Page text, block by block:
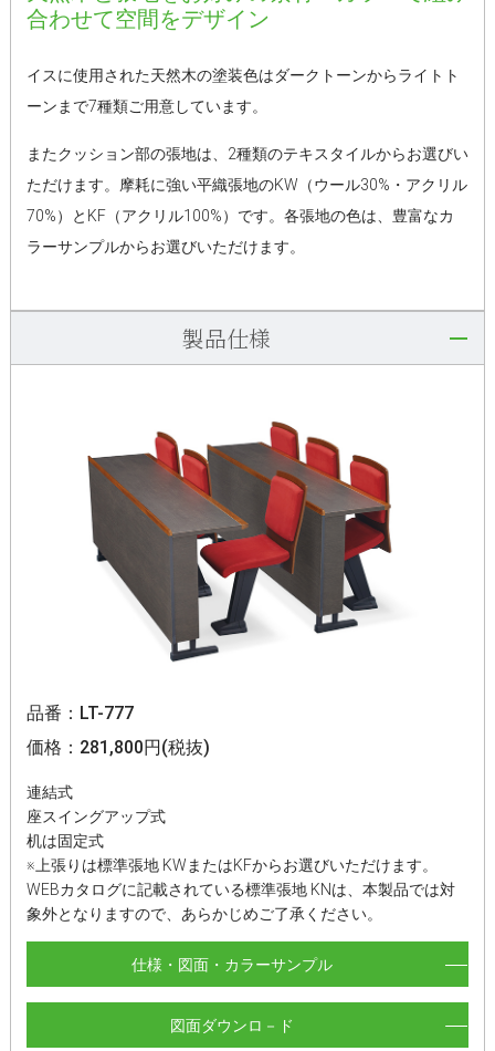
合わせて空間をデザイン
イスに使用された天然木の塗装色はダークトーンからライトト
ーンまで7種類ご用意しています。
またクッション部の張地は、2種類のテキスタイルからお選びい
ただけます。摩耗に強い平織張地のKW（ウール30%・アクリル
70%）とKF（アクリル100%）です。各張地の色は、豊富なカ
ラーサンプルからお選びいただけます。
製品仕様
品番：LT-777
価格：281,800円(税抜)
連結式
座スイングアップ式
机は固定式
※上張りは標準張地 KWまたはKFからお選びいただけます。
WEBカタログに記載されている標準張地 KNは、本製品では対
象外となりますので、あらかじめご了承ください。
仕様・図面・カラーサンプル
図面ダウンロ－ド